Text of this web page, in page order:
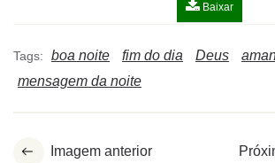
Baixar
Tags: boa noite fim do dia Deus
mensagem da noite
Imagem anterior